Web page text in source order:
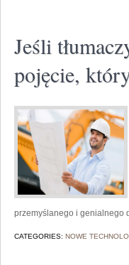
Jeśli
pojęcie,
przemyślanego i genialnego
CATEGORIES: NOWE